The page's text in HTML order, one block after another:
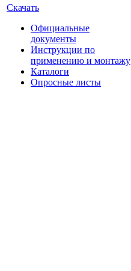
Скачать
Официальные
документы
Инструкции по
применению и монтажу
Каталоги
Опросные листы